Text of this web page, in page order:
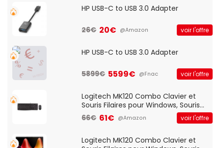
HP USB-C to USB 3.0 Adapter
26€ 20€ @Amazon voir l'offre
HP USB-C to USB 3.0 Adapter
5899€ 5599€ @Fnac voir l'offre
Logitech MK120 Combo Clavier et
Souris Filaires pour Windows, Souris
Optique Filaire, Connexion USB Plug
And Play, Confortable, Taille
QWERTY UK - Noir
66€ 61€ @Amazon voir l'offre
Logitech MK120 Combo Clavier et